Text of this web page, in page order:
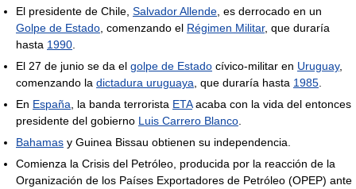
El presidente de Chile, Salvador Allende , es derrocado en un
Golpe de Estado , comenzando el Régimen Militar, que duraría
hasta 1990
El 27 de junio se da el golpe de Estado cívico-militar en Uruguay,
comenzando la dictadura uruguaya , que duraría hasta 1985
En España , la banda terrorista ETAacaba con la vida del entonces
presidente del gobierno Luis Carrero Blanco
Bahamas y Guinea Bissau obtienen su independencia.
Comienza la Crisis del Petróleo, producida por la reacción de la
Organización de los Países Exportadores de Petróleo (OPEP) ante